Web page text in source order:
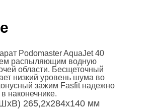
Podomaster AquaJet 40
распыляющим водную
области. Бесщеточный
низкий уровень шума во
зажим Fasfit надежно
наконечнике.
265,2x284x140 мм